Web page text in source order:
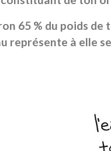
65 % du poids
représente à elle